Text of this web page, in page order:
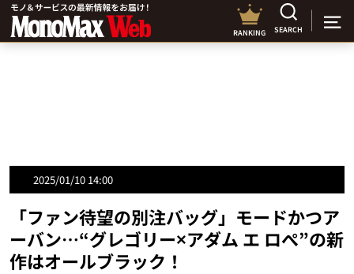
RANKING SEARCH
2025/01/10 14:00
「ファン待望の別注バッグ」モードかつア
ーバン…“グレゴリー×アダム エ ロぺ”の新
作はオールブラック！